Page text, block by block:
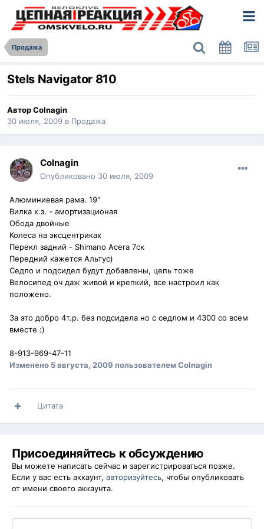
Продажа
Stels Navigator 810
АвторColnagin
30 июля, 2009 в Продажа
Colnagin
Опубликовано 30 июля, 2009
Алюминиевая рама. 19"
Вилка х.з. - амортизационая
Обода двойные
Колеса на эксцентриках
Перекл задний - Shimano Acera 7ск
Передний кажется Альтус)
Седло и подсидел будут добавлены, цепь тоже
Велосипед оч даж живой и крепкий, все настроил как
положено.
За это добро 4т.р. без подсидела но с седлом и 4300 со всем
вместе :)
8-913-969-47-11
Изменено 5 августа, 2009 пользователем Colnagin
Цитата
Присоединяйтесь к обсуждению
Вы можете написать сейчас и зарегистрироваться позже.
Если у вас есть аккаунт, авторизуйтесь, чтобы опубликовать
от имени своего аккаунта.